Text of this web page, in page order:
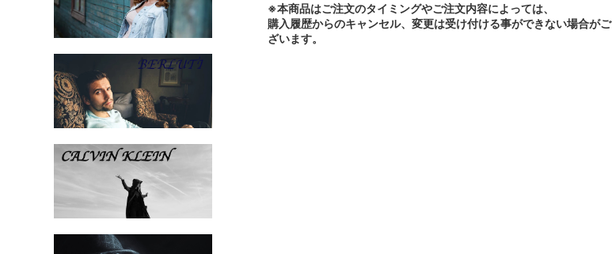
※本商品はご注文のタイミングやご注文内容によっては、
購入履歴からのキャンセル、変更は受け付ける事ができない場合がご
ざいます。